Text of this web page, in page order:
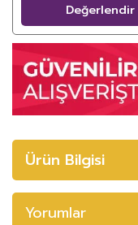
Değerlendir
Ürün Bilgisi
Yorumlar